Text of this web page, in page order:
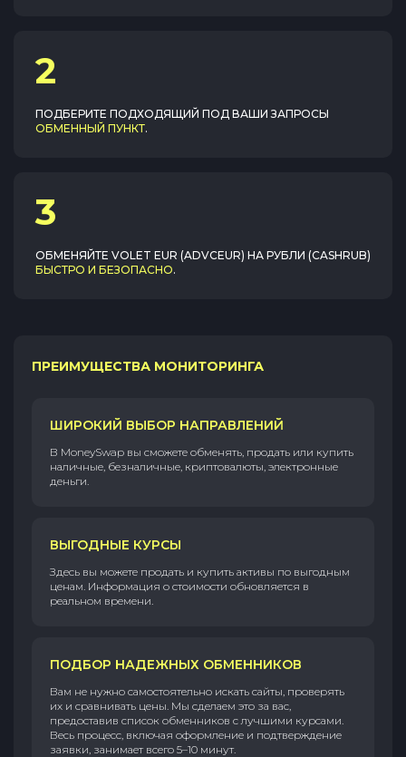
2
ПОДБЕРИТЕ ПОДХОДЯЩИЙ ПОД ВАШИ ЗАПРОСЫ
ОБМЕННЫЙ ПУНКТ.
3
ОБМЕНЯЙТЕ VOLET EUR (ADVCEUR) НА РУБЛИ (CASHRUB)
БЫСТРО И БЕЗОПАСНО.
ПРЕИМУЩЕСТВА МОНИТОРИНГА
ШИРОКИЙ ВЫБОР НАПРАВЛЕНИЙ
В MoneySwap вы сможете обменять, продать или купить
наличные, безналичные, криптовалюты, электронные
деньги.
ВЫГОДНЫЕ КУРСЫ
Здесь вы можете продать и купить активы по выгодным
ценам. Информация о стоимости обновляется в
реальном времени.
ПОДБОР НАДЕЖНЫХ ОБМЕННИКОВ
Вам не нужно самостоятельно искать сайты, проверять
их и сравнивать цены. Мы сделаем это за вас,
предоставив список обменников с лучшими курсами.
Весь процесс, включая оформление и подтверждение
заявки, занимает всего 5–10 минут.